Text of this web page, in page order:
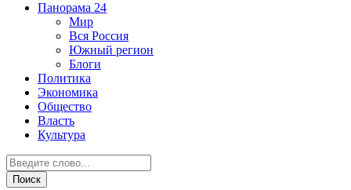
Панорама 24
Мир
Вся Россия
Южный регион
Блоги
Политика
Экономика
Общество
Власть
Культура